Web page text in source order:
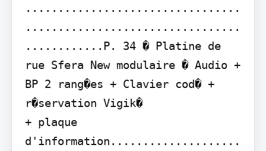
.................................
.................................
............P. 34 � Platine de
rue Sfera New modulaire � Audio +
BP 2 rang�es + Clavier cod� +
r�servation Vigik�
+ plaque
d'information....................